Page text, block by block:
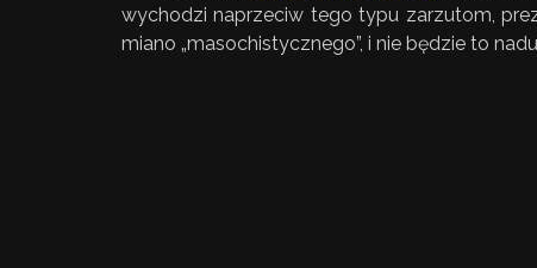
wychodzi naprzeciw tego typu zarzutom,
miano „masochistycznego”, i nie będzie to